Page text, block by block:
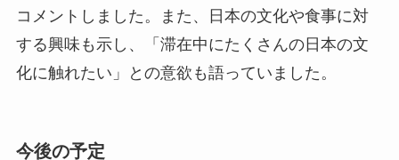
コメントしました。また、日本の文化や食事に対
する興味も示し、「滞在中にたくさんの日本の文
化に触れたい」との意欲も語っていました。
今後の予定